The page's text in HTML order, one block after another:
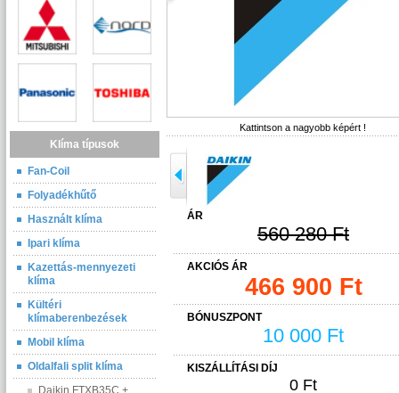
Klíma típusok
Fan-Coil
Folyadékhűtő
Használt klíma
Ipari klíma
Kazettás-mennyezeti
klíma
Kültéri
klímaberenbezések
Mobil klíma
Oldalfali split klíma
Daikin FTXB35C +
Kattintson a nagyobb képért !
ÁR
560 280 Ft
AKCIÓS ÁR
466 900 Ft
BÓNUSZPONT
10 000 Ft
KISZÁLLÍTÁSI DÍJ
0 Ft